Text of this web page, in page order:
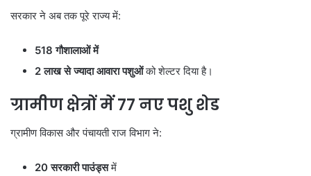
सरकार ने अब तक पूरे राज्य में:
518गौशालाओं में
2लाख से ज्यादा आवारा पशुओंको शेल्टर दिया है।
ग्रामीण क्षेत्रों में 77नए पशु शेड
ग्रामीण विकास और पंचायती राज विभाग ने:
20सरकारी पाउंड्समें